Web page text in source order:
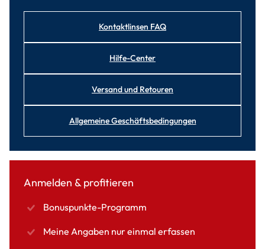
Kontaktlinsen FAQ
Hilfe-Center
Versand und Retouren
Allgemeine Geschäftsbedingungen
Anmelden & profitieren
Bonuspunkte-Programm
Meine Angaben nur einmal erfassen